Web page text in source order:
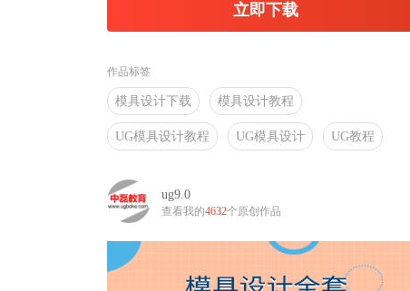
立即下载
作品标签
模具设计下载 模具设计教程
UG模具设计教程 UG模具设计 UG教程
ug9.0
查看我的4632个原创作品